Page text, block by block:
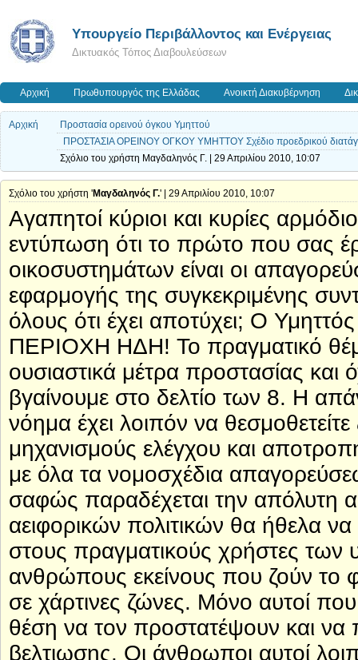
Yπουργείο Περιβάλλοντος και Ενέργειας
Δικτυακός Τόπος Διαβουλεύσεων
Αρχική Πρωθυπουργός της Ελλάδας Ανοικτή Διακυβέρνηση
Αρχική
Προστασία ορεινού όγκου Υμηττού
ΠΡΟΣΤΑΣΙΑ ΟΡΕΙΝΟΥ ΟΓΚΟΥ ΥΜΗΤΤΟΥ Σχέδιο προεδρικού
Σχόλιο του χρήστη Μαγδαληνός Γ. | 29 Απριλίου 2010, 10:07
Σχόλιο του χρήστη 'Μαγδαληνός Γ.' | 29 Απριλίου 2010, 10:07
Αγαπητοί κύριοι και κυρίες
εντύπωση ότι το πρώτο που σας
οικοσυστημάτων είναι οι
εφαρμογής της συγκεκριμένης
όλους ότι έχει αποτύχει; Ο
ΠΕΡΙΟΧΗ ΗΔΗ! Το πραγματικό
ουσιαστικά μέτρα προστασίας
βγαίνουμε στο δελτίο των 8. Η
νόημα έχει λοιπόν να
μηχανισμούς ελέγχου και
με όλα τα νομοσχέδια
σαφώς παραδέχεται την απόλυτη
αειφορικών πολιτικών θα ήθελα
στους πραγματικούς χρήστες
ανθρώπους εκείνους που ζούν το
σε χάρτινες ζώνες. Μόνο αυτοί
θέση να τον προστατέψουν και να
βελτιωσης. Οι άνθρωποι αυτοί